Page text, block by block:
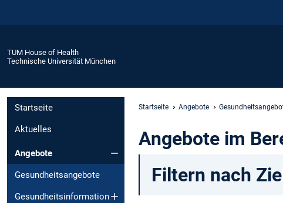
TUM House of Health
Technische Universität München
Startseite
Aktuelles
Angebote
Gesundheitsangebote
Gesundheitsinformation
Startseite Angebote
Angebote im
Filtern nach